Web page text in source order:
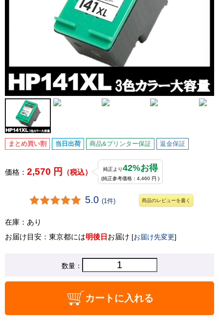
まとめ買い割 当日出荷 商品&プリンター保証 返金保証
価格： 2,570 円 （税込） 純正より42%お得
(純正参考価格：4,460 円 )
5.0 (1件) 商品のレビューを書く
在庫：あり
お届け目安：東京都には明後日 お届け [お届け先変更]
数量：
カートに入れる